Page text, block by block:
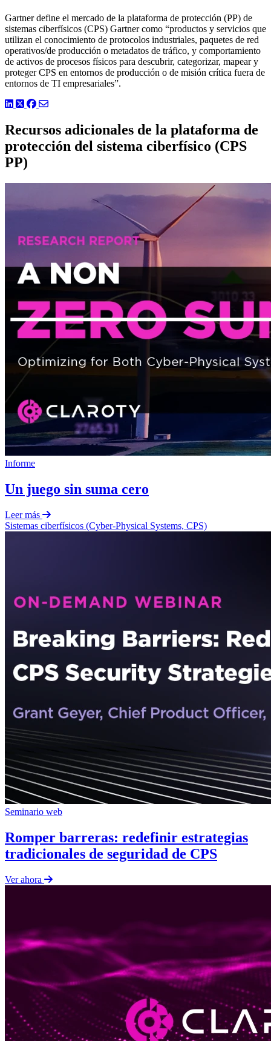
Gartner define el mercado de la plataforma de protección (PP) de
sistemas ciberfísicos (CPS) Gartner como “productos y servicios que
utilizan el conocimiento de protocolos industriales, paquetes de red
operativos/de producción o metadatos de tráfico, y comportamiento
de activos de procesos físicos para descubrir, categorizar, mapear y
proteger CPS en entornos de producción o de misión crítica fuera de
entornos de TI empresariales”.
LinkedIn
TwitterFacebook
Recursos adicionales de la plataforma de
protección del sistema ciberfísico (CPS
PP)
Informe
Un juego sin suma cero
Leer más
Sistemas ciberfísicos (Cyber-Physical Systems, CPS)
Seminario web
Romper barreras: redefinir estrategias
tradicionales de seguridad de CPS
Ver ahora